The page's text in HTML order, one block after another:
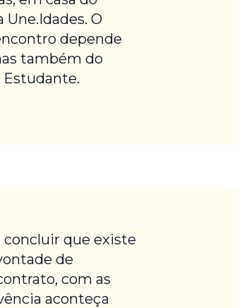
O
depende
também do
Estudante.
concluir que existe
de
com as
aconteça